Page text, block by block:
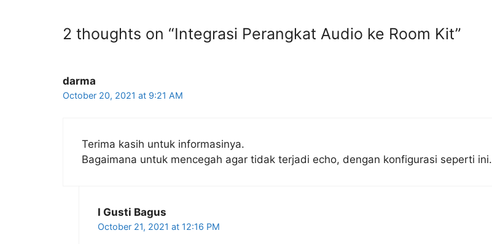
2 thoughts on “Integrasi Perangkat Audio ke Room Kit”
darma
October 20, 2021 at 9:21 AM
Terima kasih untuk informasinya.
Bagaimana untuk mencegah agar tidak terjadi echo, dengan konfigurasi seperti ini.
I Gusti Bagus
October 21, 2021 at 12:16 PM